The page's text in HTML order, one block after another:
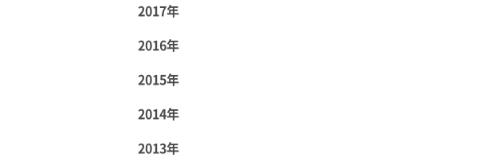
2017年
2016年
2015年
2014年
2013年